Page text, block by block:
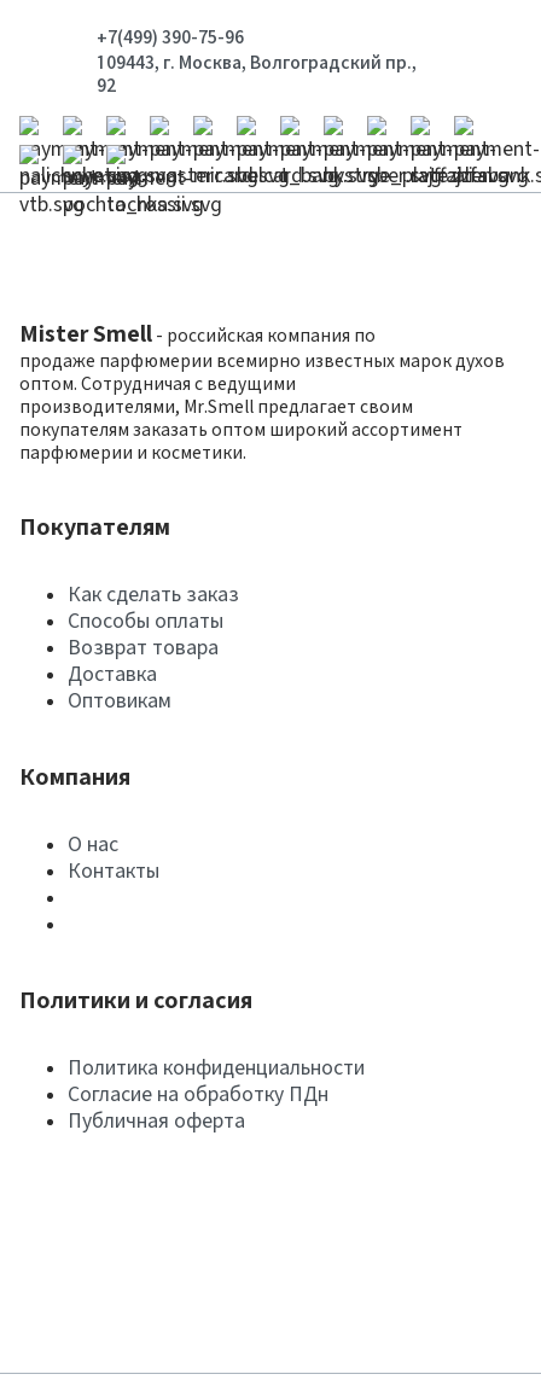
+7(499) 390-75-96
109443, г. Москва, Волгоградский пр.,
92
Mister Smell - российская компания по
продаже парфюмерии всемирно известных марок духов
оптом. Сотрудничая с ведущими
производителями, Mr.Smell предлагает своим
покупателям заказать оптом широкий ассортимент
парфюмерии и косметики.
Покупателям
Как сделать заказ
Способы оплаты
Возврат товара
Доставка
Оптовикам
Компания
О нас
Контакты
Политики и согласия
Политика конфиденциальности
Согласие на обработку ПДн
Публичная оферта